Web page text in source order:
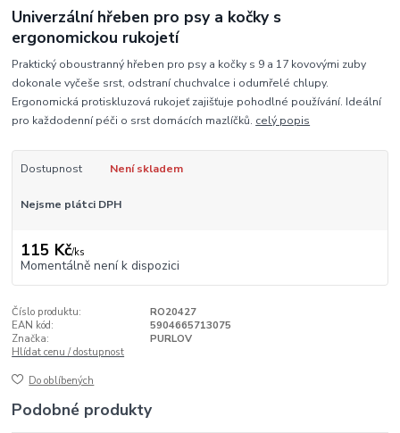
Univerzální hřeben pro psy a kočky s
ergonomickou rukojetí
Praktický oboustranný hřeben pro psy a kočky s 9 a 17 kovovými zuby
dokonale vyčeše srst, odstraní chuchvalce i odumřelé chlupy.
Ergonomická protiskluzová rukojeť zajišťuje pohodlné používání. Ideální
pro každodenní péči o srst domácích mazlíčků. celý popis
Dostupnost Není skladem
Nejsme plátci DPH
115 Kč/ks
Momentálně není k dispozici
Číslo produktu:
RO20427
EAN kód:
5904665713075
Značka:
PURLOV
Hlídat cenu / dostupnost
Do oblíbených
Podobné produkty